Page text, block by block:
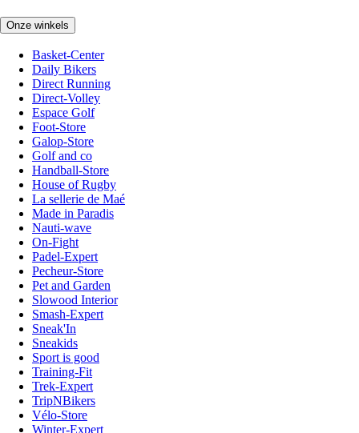
Onze winkels
Basket-Center
Daily Bikers
Direct Running
Direct-Volley
Espace Golf
Foot-Store
Galop-Store
Golf and co
Handball-Store
House of Rugby
La sellerie de Maé
Made in Paradis
Nauti-wave
On-Fight
Padel-Expert
Pecheur-Store
Pet and Garden
Slowood Interior
Smash-Expert
Sneak'In
Sneakids
Sport is good
Training-Fit
Trek-Expert
TripNBikers
Vélo-Store
Winter-Expert